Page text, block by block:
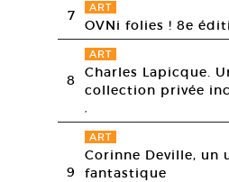
7 ART
OVNi folies ! 8e
8
ART
Charles Lapicque.
collection privée
,
9
ART
Corinne Deville, un
fantastique